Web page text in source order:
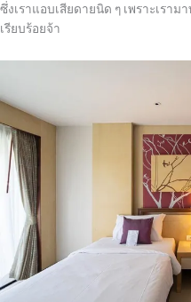
ซึ่งเราแอบเสียดายนิด ๆ เพราะเราม
เรียบร้อยจ้า